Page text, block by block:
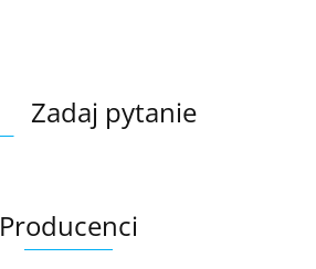
Zadaj pytanie
Producenci